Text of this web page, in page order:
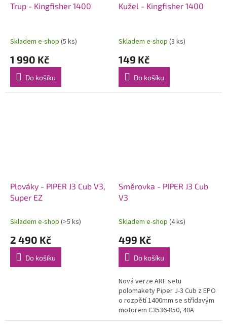
Trup - Kingfisher 1400
Skladem e-shop (5 ks)
1 990 Kč
Do košíku
Kužel - Kingfisher 1400
Skladem e-shop (3 ks)
149 Kč
Do košíku
Plováky - PIPER J3 Cub V3,
Super EZ
Skladem e-shop (>5 ks)
2 490 Kč
Do košíku
Směrovka - PIPER J3 Cub
V3
Skladem e-shop (4 ks)
499 Kč
Do košíku
Nová verze ARF setu
polomakety Piper J-3 Cub z EPO
o rozpětí 1400mm se střídavým
motorem C3536-850, 40A
regulátorem a osazenými 5